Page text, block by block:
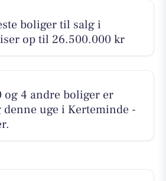
boliger til salg i
op til 26.500.000 kr
4 andre boliger er
uge i Kerteminde -